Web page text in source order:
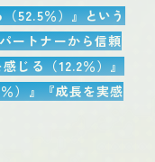
52.5％）』という
ートナーから信頼
じる（12.2％）』
）』『成長を実感